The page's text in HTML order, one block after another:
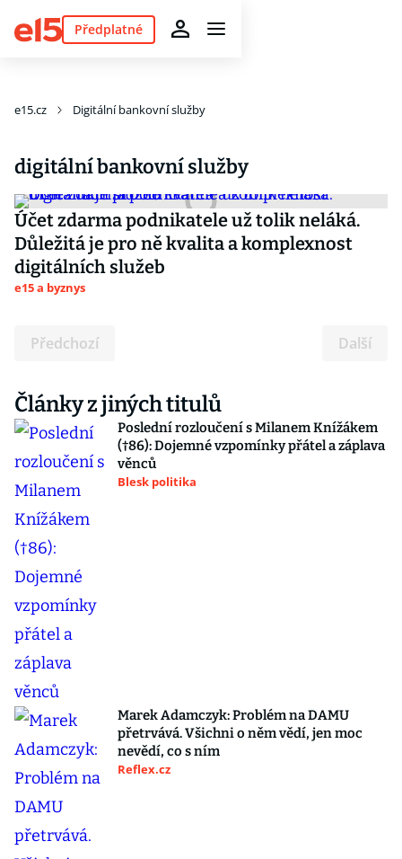
Předplatné
e15.cz Digitální bankovní služby
digitální bankovní služby
Účet zdarma podnikatele už tolik neláká.
Důležitá je pro ně kvalita a komplexnost
digitálních služeb
e15 a byznys
Předchozí Další
Články z jiných titulů
Poslední rozloučení s Milanem Knížákem
(†86): Dojemné vzpomínky přátel a záplava
věnců
Blesk politika
Marek Adamczyk: Problém na DAMU
přetrvává. Všichni o něm vědí, jen moc
nevědí, co s ním
Reflex.cz